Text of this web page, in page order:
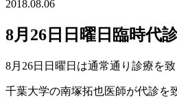
2018.08.06
8月26日日曜日臨時代
8月26日日曜日は通常通り診療を
千葉大学の南塚拓也医師が代診を